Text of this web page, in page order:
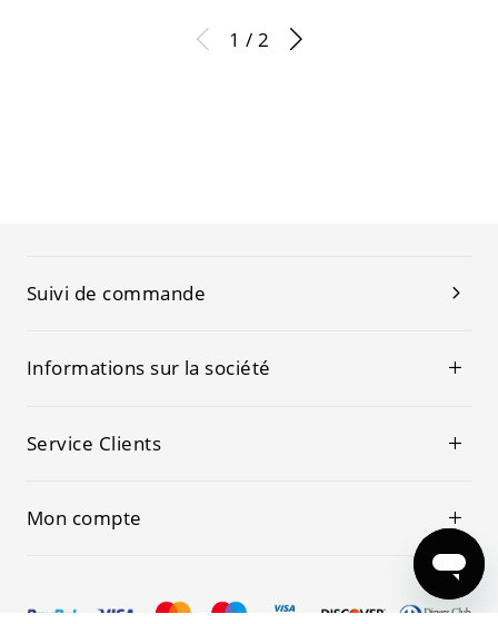
1 / 2
Suivi de commande
Informations sur la société
Service Clients
Mon compte